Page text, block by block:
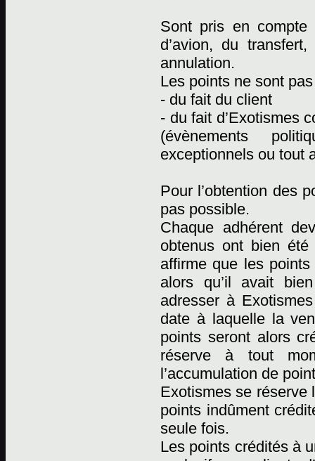
Sont pris en compte
d’avion, du
annulation.
Les points ne sont
- du fait du client
- du fait d’Exotismes
(évènements
exceptionnels ou tout
Pour l’obtention des
pas possible.
Chaque adhérent
obtenus ont bien
affirme que les
alors qu’il avait
adresser à
date à laquelle la
points seront alors
réserve à tout
l’accumulation de
Exotismes se réserve
points indûment
seule fois.
Les points crédités à